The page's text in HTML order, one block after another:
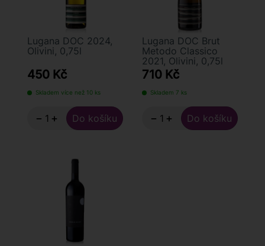
Lugana DOC 2024,
Olivini, 0,75l
450 Kč
Skladem více než 10 ks
− +
Lugana DOC Brut
Metodo Classico
2021, Olivini, 0,75l
710 Kč
Skladem 7 ks
− +